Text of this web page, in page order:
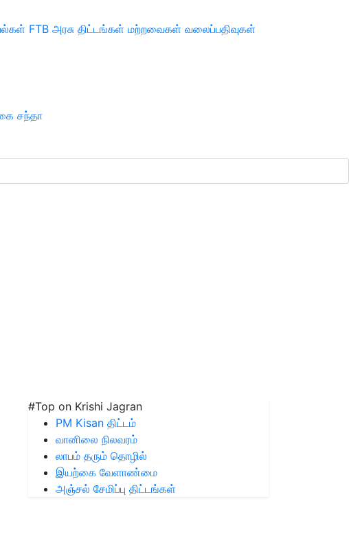
FTB அரசு திட்டங்கள் மற்றவைகள் வலைப்பதிவுகள்
சந்தா
#Top on Krishi Jagran
PM Kisan திட்டம்
வானிலை நிலவரம்
லாபம் தரும் தொழில்
இயற்கை வேளாண்மை
அஞ்சல் சேமிப்பு திட்டங்கள்